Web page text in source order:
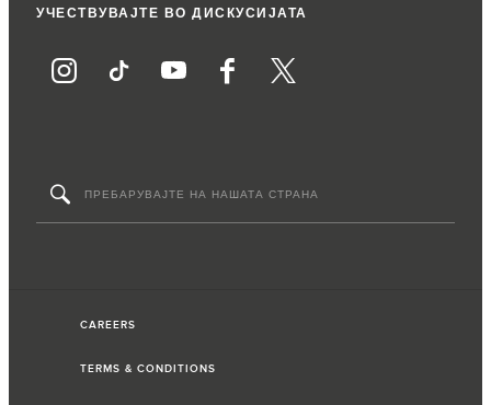
УЧЕСТВУВАЈТЕ ВО ДИСКУСИЈАТА
CAREERS
TERMS & CONDITIONS